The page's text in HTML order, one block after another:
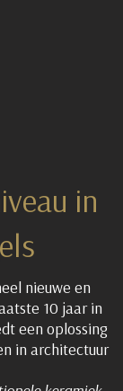
in
nieuwe en
10 jaar in
een oplossing
in architectuur